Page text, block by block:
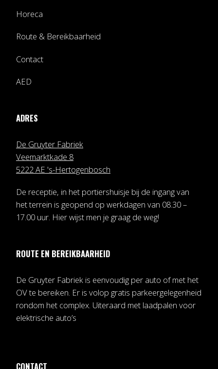
Horeca
Route & Bereikbaarheid
Contact
AED
ADRES
De Gruyter Fabriek
Veemarktkade 8
5222 AE 's-Hertogenbosch
De receptie, in het portiershuisje bij de ingang van
het terrein is geopend op werkdagen van 08.30 –
17.00 uur. Hier wijst men je graag de weg!
ROUTE EN BEREIKBAARHEID
De Gruyter Fabriek is eenvoudig per auto of met het
OV te bereiken. Er is volop gratis parkeergelegenheid
rondom het complex. Uiteraard met laadpalen voor
elektrische auto’s
CONTACT